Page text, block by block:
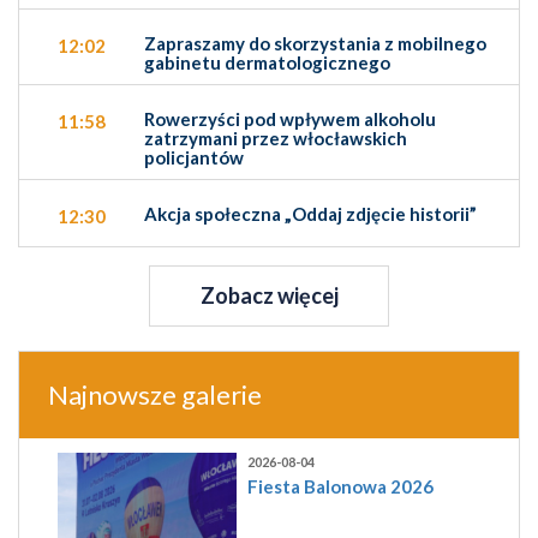
12:02
Zapraszamy do skorzystania z mobilnego
gabinetu dermatologicznego
11:58
Rowerzyści pod wpływem alkoholu
zatrzymani przez włocławskich
policjantów
12:30 Akcja społeczna „Oddaj zdjęcie historii”
Zobacz więcej
Najnowsze galerie
2026-08-04
Fiesta Balonowa 2026